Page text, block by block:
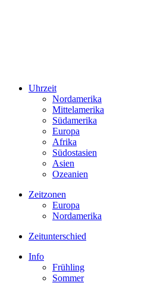
Uhrzeit
Nordamerika
Mittelamerika
Südamerika
Europa
Afrika
Südostasien
Asien
Ozeanien
Zeitzonen
Europa
Nordamerika
Zeitunterschied
Info
Frühling
Sommer